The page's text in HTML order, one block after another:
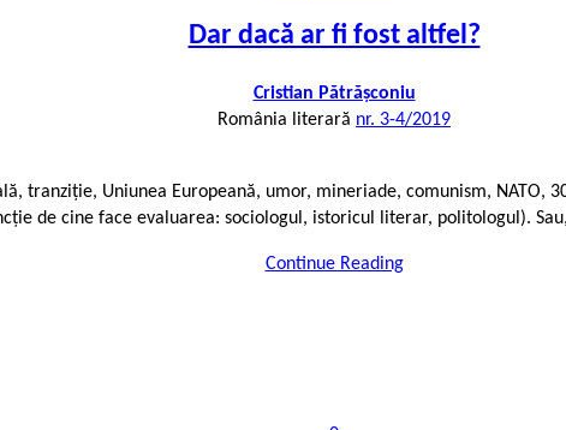
Dar dacă ar fi fost altfel?
Cristian Pătrășconiu
România literară nr. 3-4/2019
tranziție, Uniunea Europeană, umor, mineriade, comunism, NATO,
de cine face evaluarea: sociologul, istoricul literar, politologul).
Continue Reading